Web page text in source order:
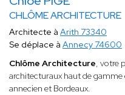
CHLÔME ARCHITECTURE
Architecte à Arith 73340
Se déplace à Annecy 74600
Chlôme Architecture, votre
architecturaux haut de gamme
annecien et Bordeaux.